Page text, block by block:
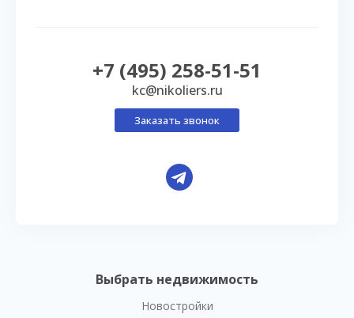
Выбрать недвижимость
Новостройки
+7 (495) 258-51-51
kc@nikoliers.ru
Заказать звонок